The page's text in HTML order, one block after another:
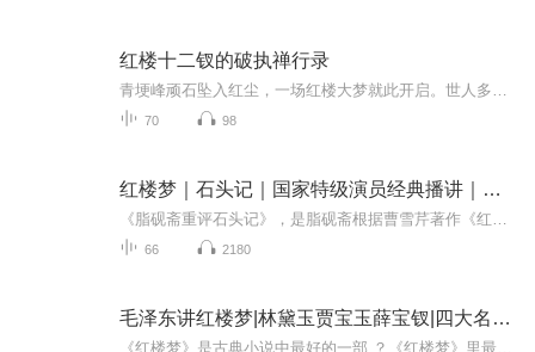
红楼十二钗的破执禅行录
70 98
红楼梦｜石头记｜国家特级演员经典播讲｜林黛玉薛宝钗
66 2180
毛泽东讲红楼梦|林黛玉贾宝玉薛宝钗|四大名著水浒传